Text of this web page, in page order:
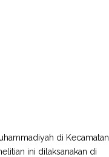
di Kecamatan
ini dilaksanakan di